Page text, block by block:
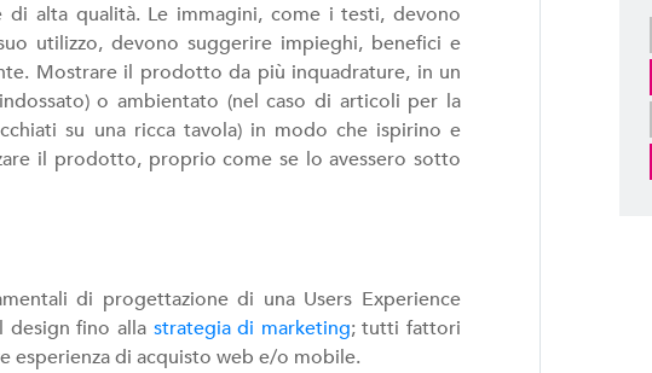
alta qualità. Le immagini, come i testi, devono
utilizzo, devono suggerire impieghi, benefici e
Mostrare il prodotto da più inquadrature, in un
o ambientato (nel caso di articoli per la
su una ricca tavola) in modo che ispirino e
il prodotto, proprio come se lo avessero sotto
di progettazione di una Users Experience
design fino alla strategia di marketing; tutti fattori
esperienza di acquisto web e/o mobile.